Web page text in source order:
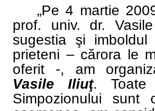
„Pe 4 martie
prof. univ. dr.
sugestia şi
prieteni – cărora le
oferit -, am
Vasile Iliuţ. Toate
Simpozionului